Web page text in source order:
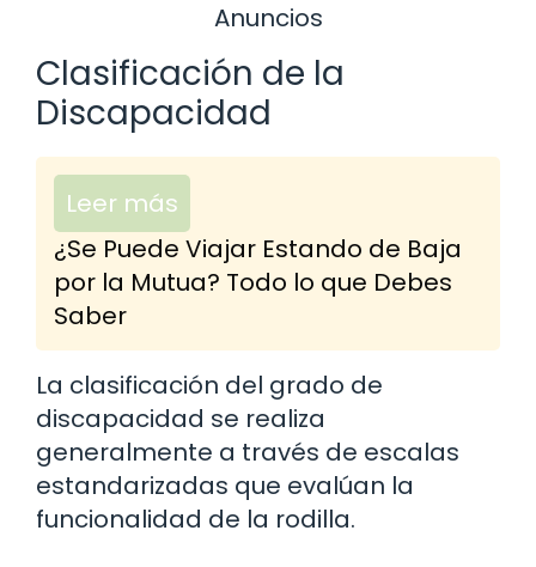
Anuncios
Clasificación de la
Discapacidad
Leer más
¿Se Puede Viajar Estando de Baja
por la Mutua? Todo lo que Debes
Saber
La clasificación del grado de
discapacidad se realiza
generalmente a través de escalas
estandarizadas que evalúan la
funcionalidad de la rodilla.